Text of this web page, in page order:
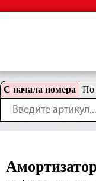
С начала номера По